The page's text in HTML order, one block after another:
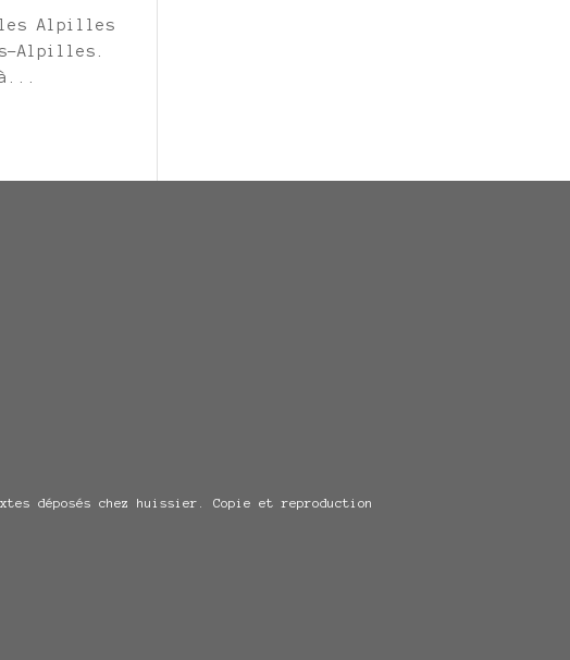
les Alpilles
Alpilles.
déposés chez huissier. Copie et reproduction